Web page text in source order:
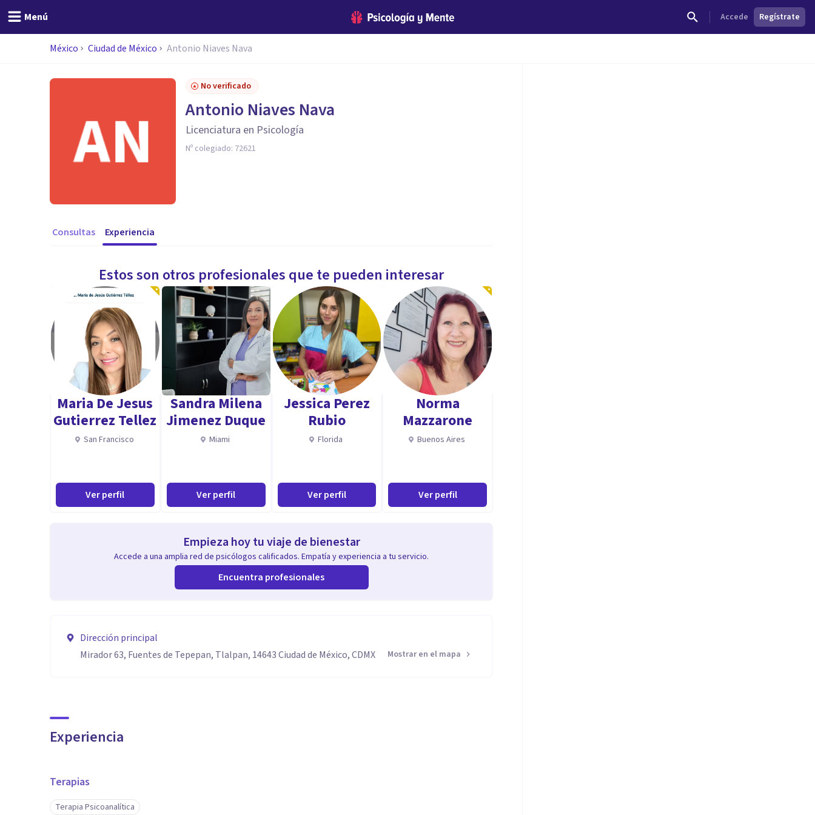
Menú Accede Regístrate
México Ciudad de México Antonio Niaves Nava
No verificado
Antonio Niaves Nava
Licenciatura en Psicología
Nº colegiado: 72621
Consultas Experiencia
Estos son otros profesionales que te pueden interesar
Maria De Jesus
Gutierrez Tellez
San Francisco
Ver perfil
Sandra Milena
Jimenez Duque
Miami
Ver perfil
Jessica Perez
Rubio
Florida
Ver perfil
Norma
Mazzarone
Buenos Aires
Ver perfil
Empieza hoy tu viaje de bienestar
Accede a una amplia red de psicólogos calificados. Empatía y experiencia a tu servicio.
Encuentra profesionales
Dirección principal
Mirador 63, Fuentes de Tepepan, Tlalpan, 14643 Ciudad de México, CDMX
Mostrar en el mapa
Experiencia
Terapias
Terapia Psicoanalítica